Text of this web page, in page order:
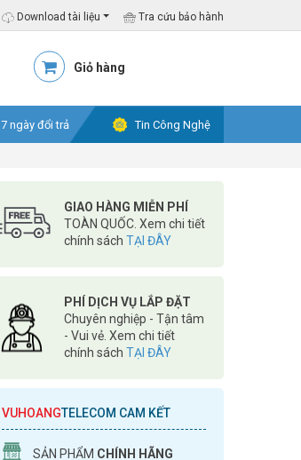
Download tài liệu Tra cứu bảo hành
Giỏ hàng
7 ngày đổi trả Tin Công Nghệ
GIAO HÀNG MIỄN PHÍ
TOÀN QUỐC. Xem chi tiết
chính sách TẠI ĐÂY
PHÍ DỊCH VỤ LẮP ĐẶT
Chuyên nghiệp - Tận tâm
- Vui vẻ. Xem chi tiết
chính sách TẠI ĐÂY
VUHOANGTELECOM CAM KẾT
SẢN PHẨM CHÍNH HÃNG